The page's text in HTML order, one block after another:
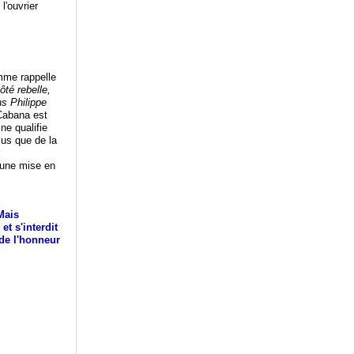
rappelle
rebelle,
Philippe
est
qualifie
que de la
mise en
et s'interdit
l'honneur